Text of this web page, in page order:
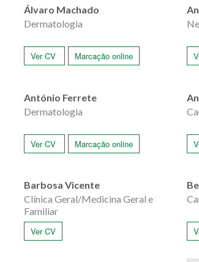
Álvaro Machado
Dermatologia
Ver CV Marcação online
António Ferrete
Dermatologia
Ver CV Marcação online
Barbosa Vicente
Clínica Geral/Medicina Geral e
Familiar
Ver CV